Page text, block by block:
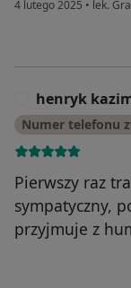
4 lutego 2025 • lek.
henryk
Numer telefonu
Pierwszy raz
sympatyczny,
przyjmuje z